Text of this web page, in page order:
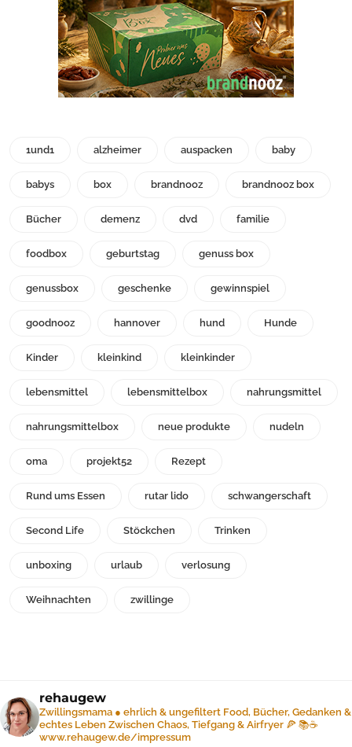
1und1 alzheimer auspacken baby
babys box brandnooz brandnooz box
Bücher demenz dvd familie
foodbox geburtstag genuss box
genussbox geschenke gewinnspiel
goodnooz hannover hund Hunde
Kinder kleinkind kleinkinder
lebensmittel lebensmittelbox nahrungsmittel
nahrungsmittelbox neue produkte nudeln
oma projekt52 Rezept
Rund ums Essen rutar lido schwangerschaft
Second Life Stöckchen Trinken
unboxing urlaub verlosung
Weihnachten zwillinge
rehaugew
Zwillingsmama ● ehrlich & ungefiltert Food, Bücher, Gedanken &
echtes Leben Zwischen Chaos, Tiefgang & Airfryer 🍕 📚☕️
www.rehaugew.de/impressum